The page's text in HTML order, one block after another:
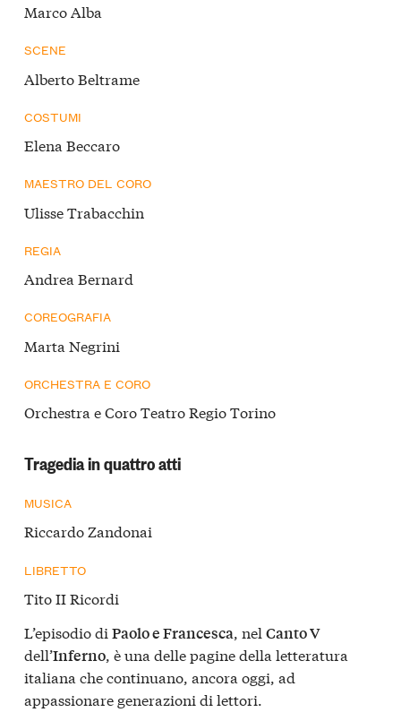
Marco Alba
SCENE
Alberto Beltrame
COSTUMI
Elena Beccaro
MAESTRO DEL CORO
Ulisse Trabacchin
REGIA
Andrea Bernard
COREOGRAFIA
Marta Negrini
ORCHESTRA E CORO
Orchestra e Coro Teatro Regio Torino
Tragedia in quattro atti
MUSICA
Riccardo Zandonai
LIBRETTO
Tito II Ricordi
L’episodio di Paolo e Francesca , nel Canto V
dell’Inferno , è una delle pagine della letteratura
italiana che continuano, ancora oggi, ad
appassionare generazioni di lettori.